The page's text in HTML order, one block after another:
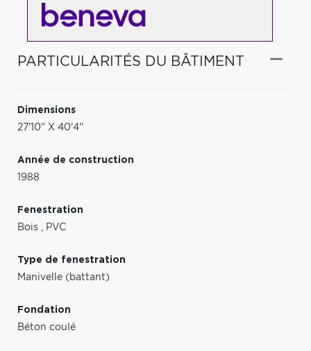
PARTICULARITÉS DU BÂTIMENT
Dimensions
27'10" X 40'4"
Année de construction
1988
Fenestration
Bois , PVC
Type de fenestration
Manivelle (battant)
Fondation
Béton coulé